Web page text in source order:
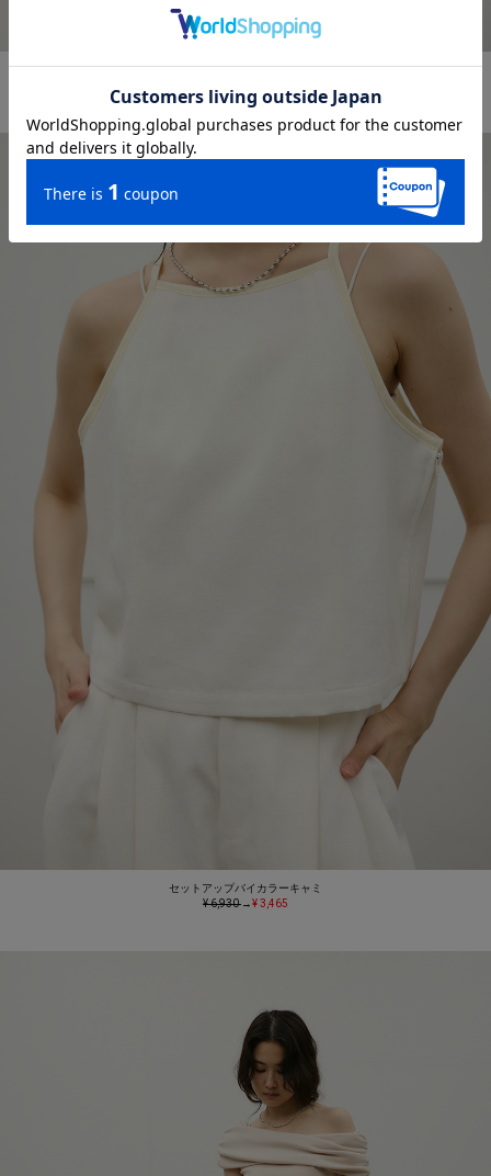
2WAYオープンカットトップ
2ピースアメスリベロアタンク
セットアップバイカラーキャミ
¥ 6,930→¥ 3,465